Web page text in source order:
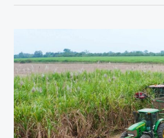
negocios
permiten
el
aprovechamiento
integral
de
la